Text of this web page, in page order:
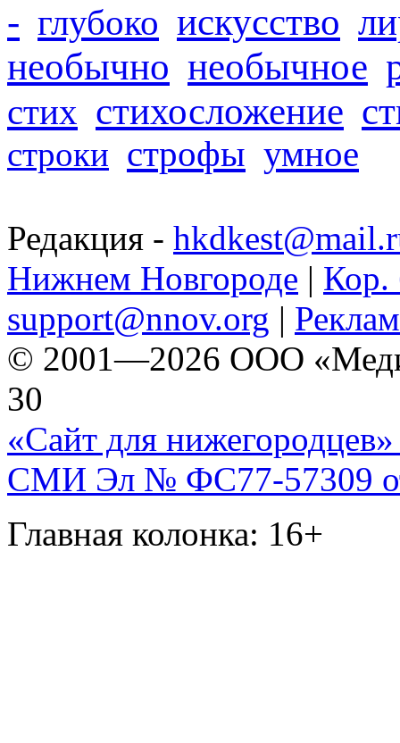
- глубоко искусство
необычно необычное
стих стихосложение
строки строфы умное
Редакция -
Нижнем Новгороде | Кор.
support@nnov.org |
© 2001—2026 ООО
30
«Сайт для нижегородцев»
СМИ Эл № ФС77-57309
Главная колонка: 16+